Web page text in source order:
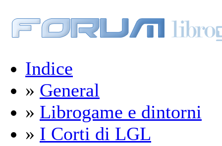
Indice
» General
» Librogame e dintorni
» I Corti di LGL